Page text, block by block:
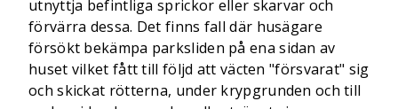
utnyttja befintliga sprickor eller skarvar och
förvärra dessa. Det finns fall där husägare
försökt bekämpa parksliden på ena sidan av
huset vilket fått till följd att väcten "försvarat" sig
och skickat rötterna, under krypgrunden och till